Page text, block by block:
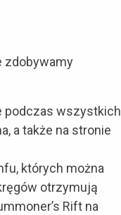
zdobywamy
podczas wszystkich
a także na stronie
których można
otrzymują
Rift na